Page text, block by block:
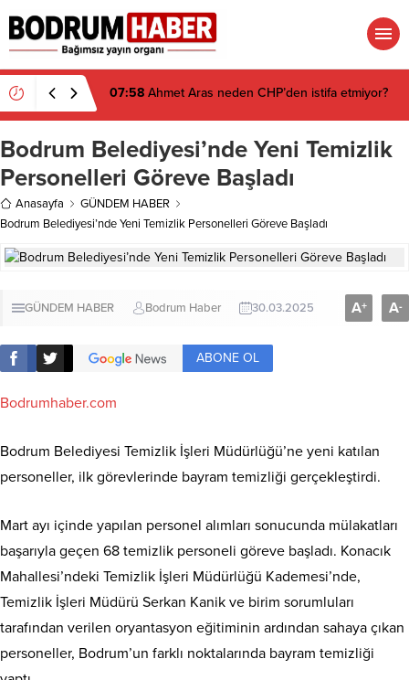
07:58 Ahmet Aras neden CHP’den istifa etmiyor?
Bodrum Belediyesi’nde Yeni Temizlik
Personelleri Göreve Başladı
Anasayfa
GÜNDEM HABER
Bodrum Belediyesi’nde Yeni Temizlik Personelleri Göreve Başladı
GÜNDEM HABER Bodrum Haber 30.03.2025 A+ A-
ABONE OL
Bodrumhaber.com
Bodrum Belediyesi Temizlik İşleri Müdürlüğü’ne yeni katılan
personeller, ilk görevlerinde bayram temizliği gerçekleştirdi.
Mart ayı içinde yapılan personel alımları sonucunda mülakatları
başarıyla geçen 68 temizlik personeli göreve başladı. Konacık
Mahallesi’ndeki Temizlik İşleri Müdürlüğü Kademesi’nde,
Temizlik İşleri Müdürü Serkan Kanik ve birim sorumluları
tarafından verilen oryantasyon eğitiminin ardından sahaya çıkan
personeller, Bodrum’un farklı noktalarında bayram temizliği